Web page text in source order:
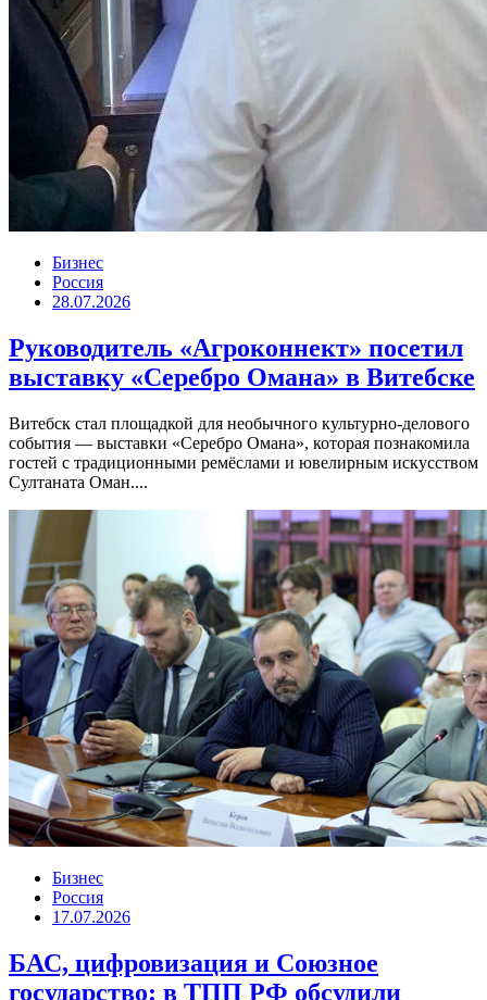
Бизнес
Россия
28.07.2026
Руководитель «Агроконнект» посетил
выставку «Серебро Омана» в Витебске
Витебск стал площадкой для необычного культурно-делового
события — выставки «Серебро Омана», которая познакомила
гостей с традиционными ремёслами и ювелирным искусством
Султаната Оман....
Бизнес
Россия
17.07.2026
БАС, цифровизация и Союзное
государство: в ТПП РФ обсудили